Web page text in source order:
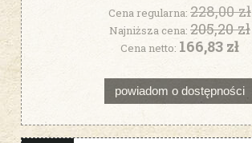
Cena regularna: 228,00 zł
Najniższa cena: 205,20 zł
Cena netto: 166,83 zł
powiadom o dostępności